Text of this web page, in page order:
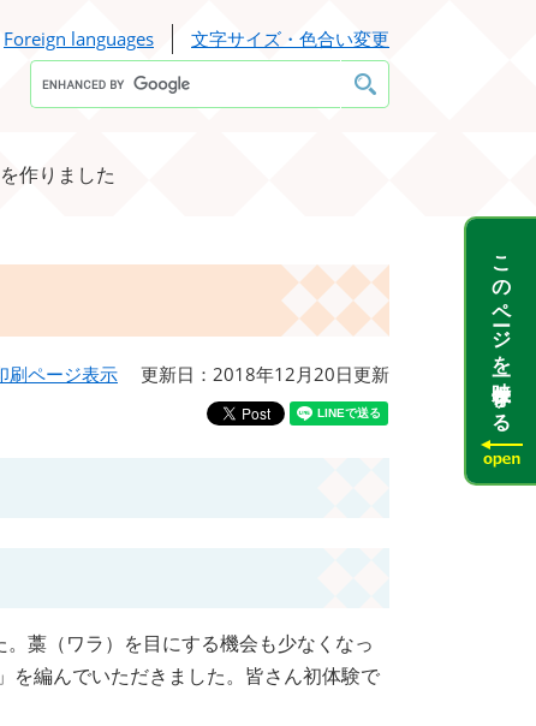
Foreign languages
文字サイズ・色合い変更
Google
カ
ス
索
作りました
刷ページ表示 更新日：2018年12月20日更新
藁（ワラ）を目にする機会も少なくなっ
を編んでいただきました。皆さん初体験で
このページを一時保存する